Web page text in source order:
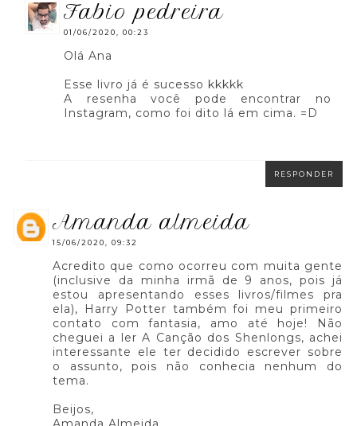
fabio pedreira
01/06/2020, 00:23
Olá Ana
Esse livro já é sucesso kkkkk
A resenha você pode encontrar no
Instagram, como foi dito lá em cima. =D
RESPONDER
amanda almeida
15/06/2020, 09:32
Acredito que como ocorreu com muita gente
(inclusive da minha irmã de 9 anos, pois já
estou apresentando esses livros/filmes pra
ela), Harry Potter também foi meu primeiro
contato com fantasia, amo até hoje! Não
cheguei a ler A Canção dos Shenlongs, achei
interessante ele ter decidido escrever sobre
o assunto, pois não conhecia nenhum do
tema.
Beijos,